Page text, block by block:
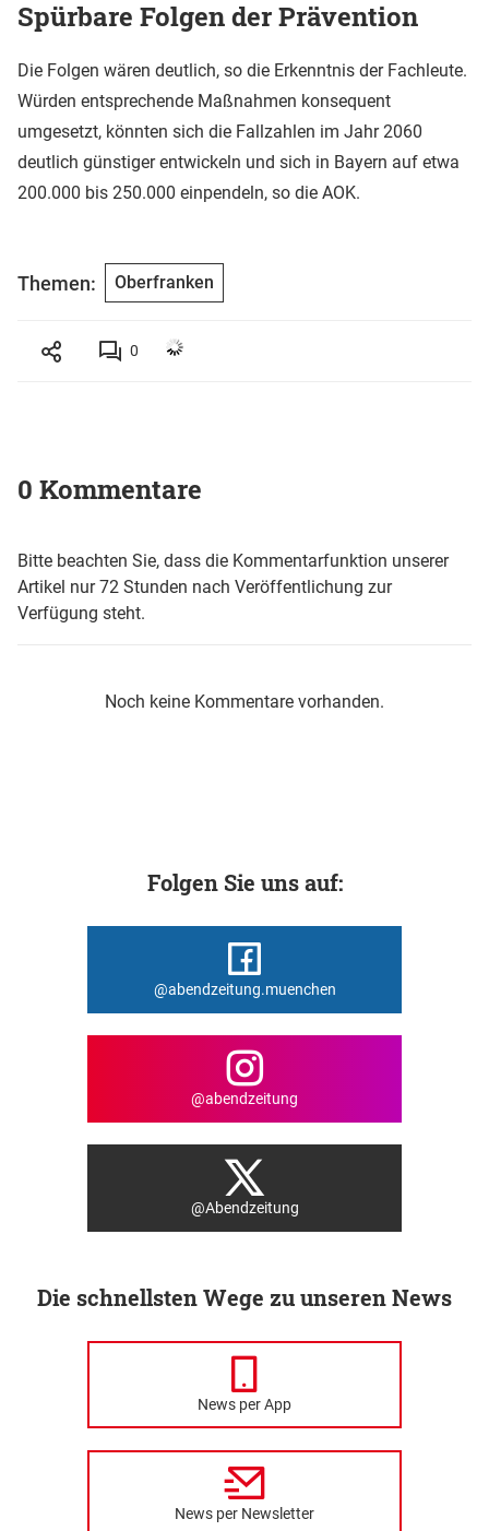
Spürbare Folgen der Prävention
Die Folgen wären deutlich, so die Erkenntnis der Fachleute.
Würden entsprechende Maßnahmen konsequent
umgesetzt, könnten sich die Fallzahlen im Jahr 2060
deutlich günstiger entwickeln und sich in Bayern auf etwa
200.000 bis 250.000 einpendeln, so die AOK.
Themen: Oberfranken
0
0 Kommentare
Bitte beachten Sie, dass die Kommentarfunktion unserer
Artikel nur 72 Stunden nach Veröffentlichung zur
Verfügung steht.
Noch keine Kommentare vorhanden.
Folgen Sie uns auf:
@abendzeitung.muenchen
@abendzeitung
@Abendzeitung
Die schnellsten Wege zu unseren News
News per App
News per Newsletter